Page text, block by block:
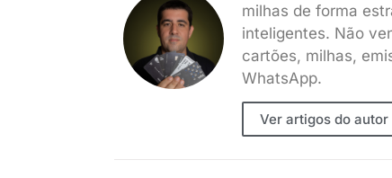
milhas de forma
inteligentes. Não
cartões, milhas,
WhatsApp.
Ver artigos do autor